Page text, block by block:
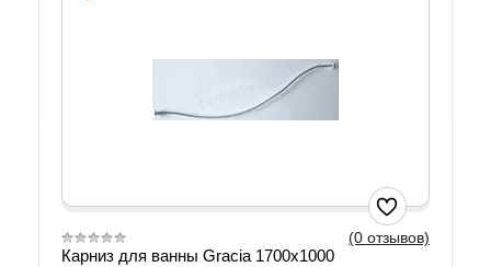
(0 отзывов)
Карниз для ванны Gracia 1700х1000